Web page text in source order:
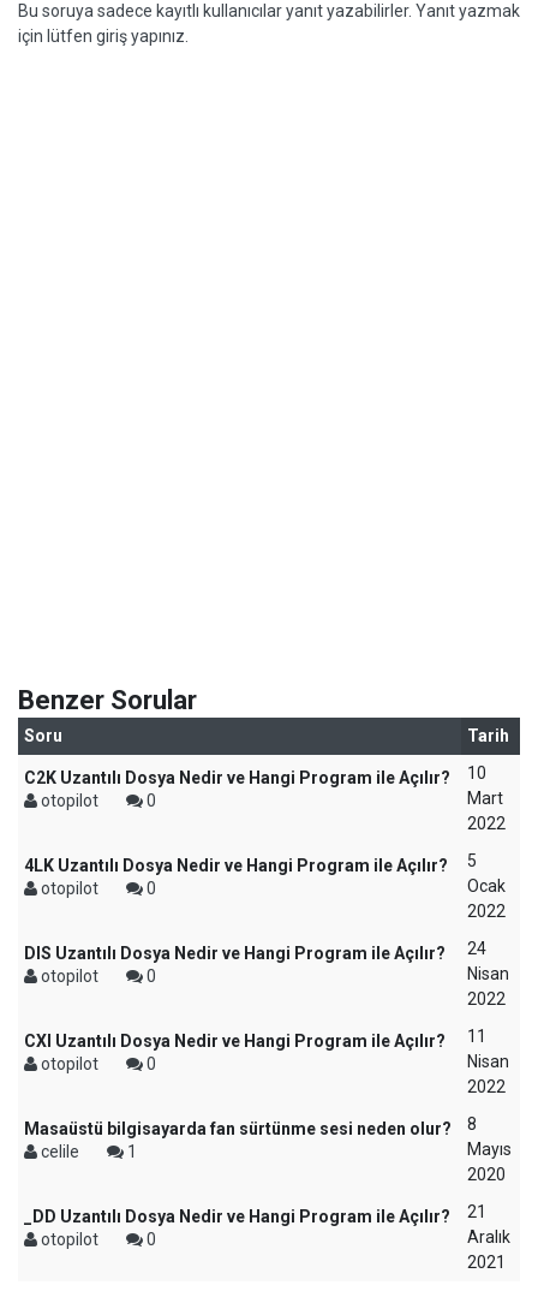
Bu soruya sadece kayıtlı kullanıcılar yanıt yazabilirler. Yanıt yazmak
için lütfen giriş yapınız.
Benzer Sorular
Soru Tarih
C2K Uzantılı Dosya Nedir ve Hangi Program ile Açılır?
otopilot
0
10
Mart
2022
4LK Uzantılı Dosya Nedir ve Hangi Program ile Açılır?
otopilot
0
5
Ocak
2022
DIS Uzantılı Dosya Nedir ve Hangi Program ile Açılır?
otopilot
0
24
Nisan
2022
CXI Uzantılı Dosya Nedir ve Hangi Program ile Açılır?
otopilot
0
11
Nisan
2022
Masaüstü bilgisayarda fan sürtünme sesi neden olur?
celile
1
8
Mayıs
2020
_DD Uzantılı Dosya Nedir ve Hangi Program ile Açılır?
otopilot
0
21
Aralık
2021